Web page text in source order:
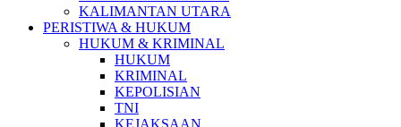
KALIMANTAN UTARA
PERISTIWA & HUKUM
HUKUM & KRIMINAL
HUKUM
KRIMINAL
KEPOLISIAN
TNI
KEJAKSAAN